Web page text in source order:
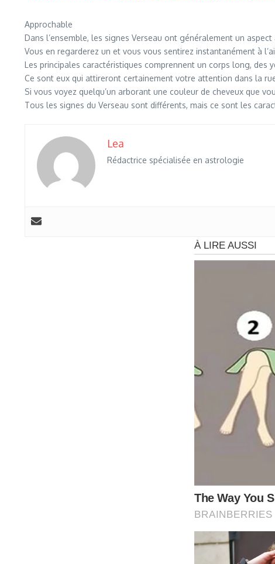
Approchable
Dans l’ensemble, les signes Verseau ont généralement un aspect
Vous en regarderez un et vous vous sentirez instantanément à
Les principales caractéristiques comprennent un corps long, des
Ce sont eux qui attireront certainement votre attention dans la
Si vous voyez quelqu’un arborant une couleur de cheveux que
Tous les signes du Verseau sont différents, mais ce sont les
Lea
Rédactrice spécialisée en astrologie